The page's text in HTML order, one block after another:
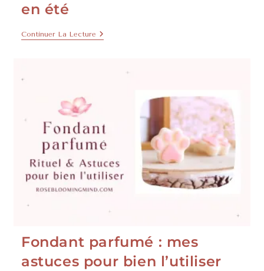
en été
Continuer La Lecture
Fondant parfumé : mes
astuces pour bien l’utiliser